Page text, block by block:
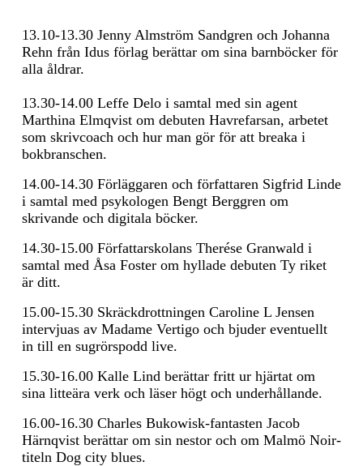
13.10-13.30 Jenny Almström Sandgren och Johanna
Rehn från Idus förlag berättar om sina barnböcker för
alla åldrar.
13.30-14.00 Leffe Delo i samtal med sin agent
Marthina Elmqvist om debuten Havrefarsan, arbetet
som skrivcoach och hur man gör för att breaka i
bokbranschen.
14.00-14.30 Förläggaren och författaren Sigfrid Linde
i samtal med psykologen Bengt Berggren om
skrivande och digitala böcker.
14.30-15.00 Författarskolans Therése Granwald i
samtal med Åsa Foster om hyllade debuten Ty riket
är ditt.
15.00-15.30 Skräckdrottningen Caroline L Jensen
intervjuas av Madame Vertigo och bjuder eventuellt
in till en sugrörspodd live.
15.30-16.00 Kalle Lind berättar fritt ur hjärtat om
sina litteära verk och läser högt och underhållande.
16.00-16.30 Charles Bukowisk-fantasten Jacob
Härnqvist berättar om sin nestor och om Malmö Noir-
titeln Dog city blues.